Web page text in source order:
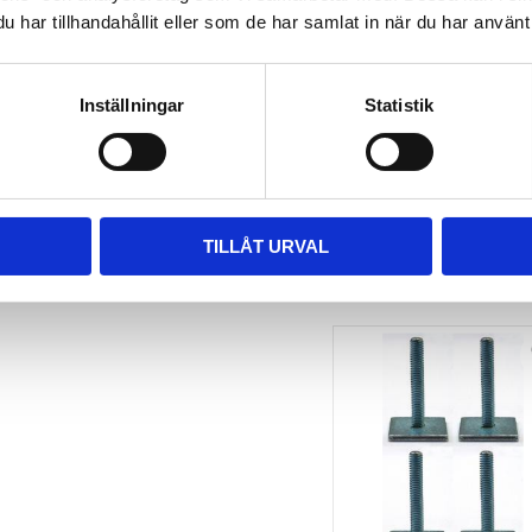
har tillhandahållit eller som de har samlat in när du har
Inställningar Statistik
TILLÅT URVAL
MONTERINGSSATS U-
100 MM 4-PACK
Nytt takräcke, nya fästen
till takboxen?